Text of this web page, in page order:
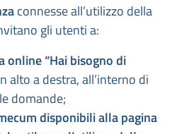
connesse all’utilizzo della
gli utenti a:
online “Hai bisogno di
alto a destra, all’interno di
domande;
disponibili alla pagina